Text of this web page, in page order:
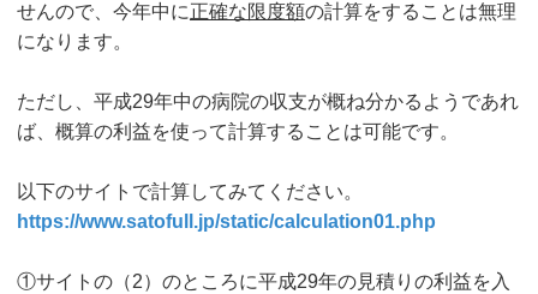
せんので、今年中に正確な限度額の計算をすることは無理
になります。
ただし、平成29年中の病院の収支が概ね分かるようであれ
ば、概算の利益を使って計算することは可能です。
以下のサイトで計算してみてください。
https://www.satofull.jp/static/calculation01.php
①サイトの（2）のところに平成29年の見積りの利益を入